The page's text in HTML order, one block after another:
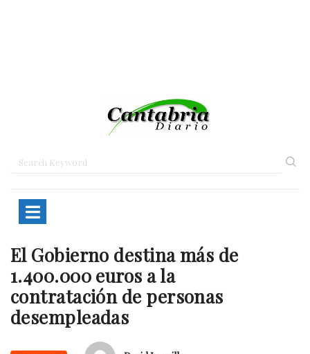
Home Cantabria El Gobierno destina…
El Gobierno destina más de
1.400.000 euros a la
contratación de personas
desempleadas